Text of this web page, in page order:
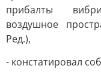
прибалты
воздушное
Ред.),
- констатировал